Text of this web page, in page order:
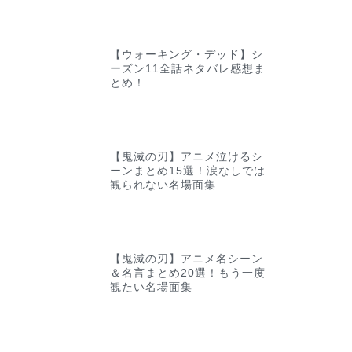
【ウォーキング・デッド】シ
ーズン11全話ネタバレ感想ま
とめ！
【鬼滅の刃】アニメ泣けるシ
ーンまとめ15選！涙なしでは
観られない名場面集
【鬼滅の刃】アニメ名シーン
＆名言まとめ20選！もう一度
観たい名場面集